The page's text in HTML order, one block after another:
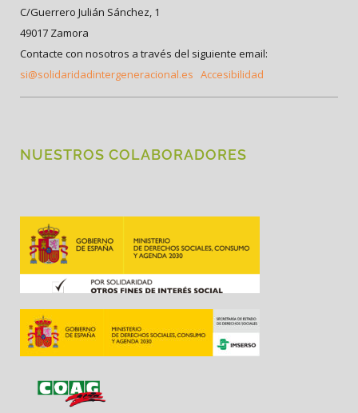
C/Guerrero Julián Sánchez, 1
49017 Zamora
Contacte con nosotros a través del siguiente email:
si@solidaridadintergeneracional.es Accesibilidad
NUESTROS COLABORADORES